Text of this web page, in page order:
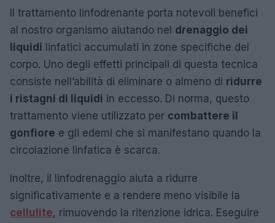
Il trattamento linfodrenante porta notevoli benefici
al nostro organismo aiutando nel drenaggio dei
liquidi linfatici accumulati in zone specifiche del
corpo. Uno degli effetti principali di questa tecnica
consiste nell’abilità di eliminare o almeno di ridurre
i ristagni di liquidi in eccesso. Di norma, questo
trattamento viene utilizzato per combattere il
gonfiore e gli edemi che si manifestano quando la
circolazione linfatica è scarca.
Inoltre, il linfodrenaggio aiuta a ridurre
significativamente e a rendere meno visibile la
cellulite, rimuovendo la ritenzione idrica. Eseguire